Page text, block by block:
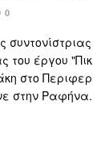
0
συντονίστριας
του έργου
στο
στην